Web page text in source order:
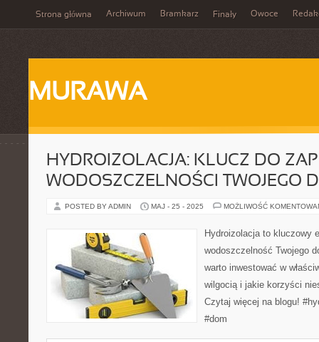
Strona główna Archiwum Bramkarz Finały Owoce
MURAWA
HYDROIZOLACJA: KLUCZ DO
WODOSZCZELNOŚCI TWOJEGO
POSTED BY ADMIN MAJ - 25 - 2025 MOŻLIWOŚĆ
Hydroizolacja to kluczowy
wodoszczelność Twojego
warto inwestować w
wilgocią i jakie korzyści
Czytaj więcej na blogu!
#dom